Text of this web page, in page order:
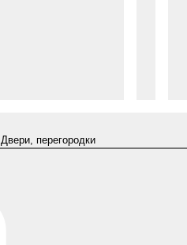
Двери, перегородки